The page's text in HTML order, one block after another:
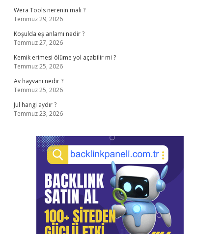
Wera Tools nerenin malı ?
Temmuz 29, 2026
Koşulda eş anlamı nedir ?
Temmuz 27, 2026
Kemik erimesi ölüme yol açabilir mi ?
Temmuz 25, 2026
Av hayvanı nedir ?
Temmuz 25, 2026
Jul hangi aydır ?
Temmuz 23, 2026